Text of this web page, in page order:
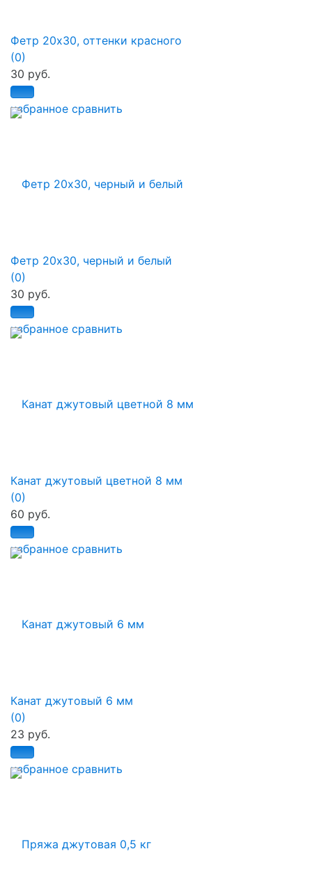
избранное сравнить
Фетр 20х30, оттенки красного
(0)
30 руб.
избранное сравнить
Фетр 20х30, черный и белый
(0)
30 руб.
избранное сравнить
Канат джутовый цветной 8 мм
(0)
60 руб.
избранное сравнить
Канат джутовый 6 мм
(0)
23 руб.